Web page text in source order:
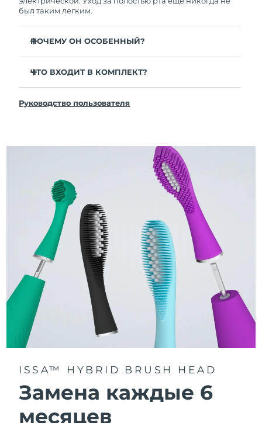
был таким легким.
ПОЧЕМУ ОН ОСОБЕННЫЙ?
рта улучшается на 140% всего за 1 месяц.
Клинически доказано, что issa™ 4 удаляет на 30%
Гибридная насадка служит в 2 раза дольше -
требуется замена всего 1 раз в 6 месяцев.
3 режима чистки: Deep Clean, Whitening и Sensitive.
Технология Sonic Pulse обеспечивает 11 000
пульсаций в минуту для глубокого и бережного
очищения всей полости рта.
Получите доступ к индивидуальным режимам
чистки через приложение FOREO For You.
ЧТО ВХОДИТ В КОМПЛЕКТ?
Кабель для зарядки USB
Инструкция пользователя issa™
Руководство пользователя
ISSA™ HYBRID BRUSH HEAD
Замена каждые 6
месяцев